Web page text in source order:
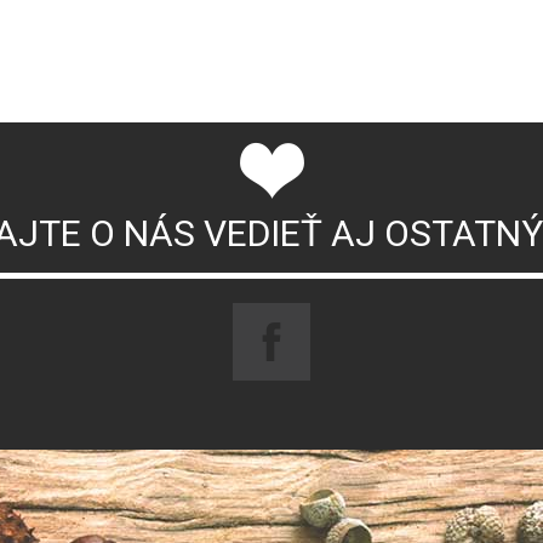
O NÁS VEDIEŤ AJ